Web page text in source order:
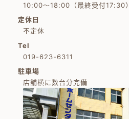
10:00～18:00（最終受付17:30）
定休日
不定休
Tel
019-623-6311
駐車場
店舗横に数台分完備